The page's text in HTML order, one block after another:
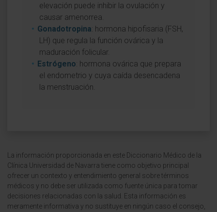
elevación puede inhibir la ovulación y
causar amenorrea.
Gonadotropina: hormona hipofisaria (FSH,
LH) que regula la función ovárica y la
maduración folicular.
Estrógeno: hormona ovárica que prepara
el endometrio y cuya caída desencadena
la menstruación.
La información proporcionada en este Diccionario Médico de la
Clínica Universidad de Navarra tiene como objetivo principal
ofrecer un contexto y entendimiento general sobre términos
médicos y no debe ser utilizada como fuente única para tomar
decisiones relacionadas con la salud. Esta información es
meramente informativa y no sustituye en ningún caso el consejo,